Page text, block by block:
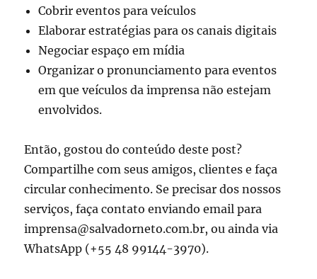
Cobrir eventos para veículos
Elaborar estratégias para os canais digitais
Negociar espaço em mídia
Organizar o pronunciamento para eventos
em que veículos da imprensa não estejam
envolvidos.
Então, gostou do conteúdo deste post?
Compartilhe com seus amigos, clientes e faça
circular conhecimento. Se precisar dos nossos
serviços, faça contato enviando email para
imprensa@salvadorneto.com.br, ou ainda via
WhatsApp (+55 48 99144-3970).